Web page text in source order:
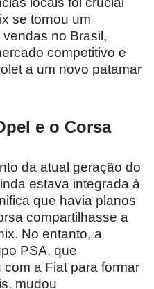
se tornou um
no Brasil,
competitivo e
a um novo patamar
e o Corsa
da atual geração do
estava integrada à
que havia planos
compartilhasse a
No entanto, a
PSA, que
a Fiat para formar
mudou